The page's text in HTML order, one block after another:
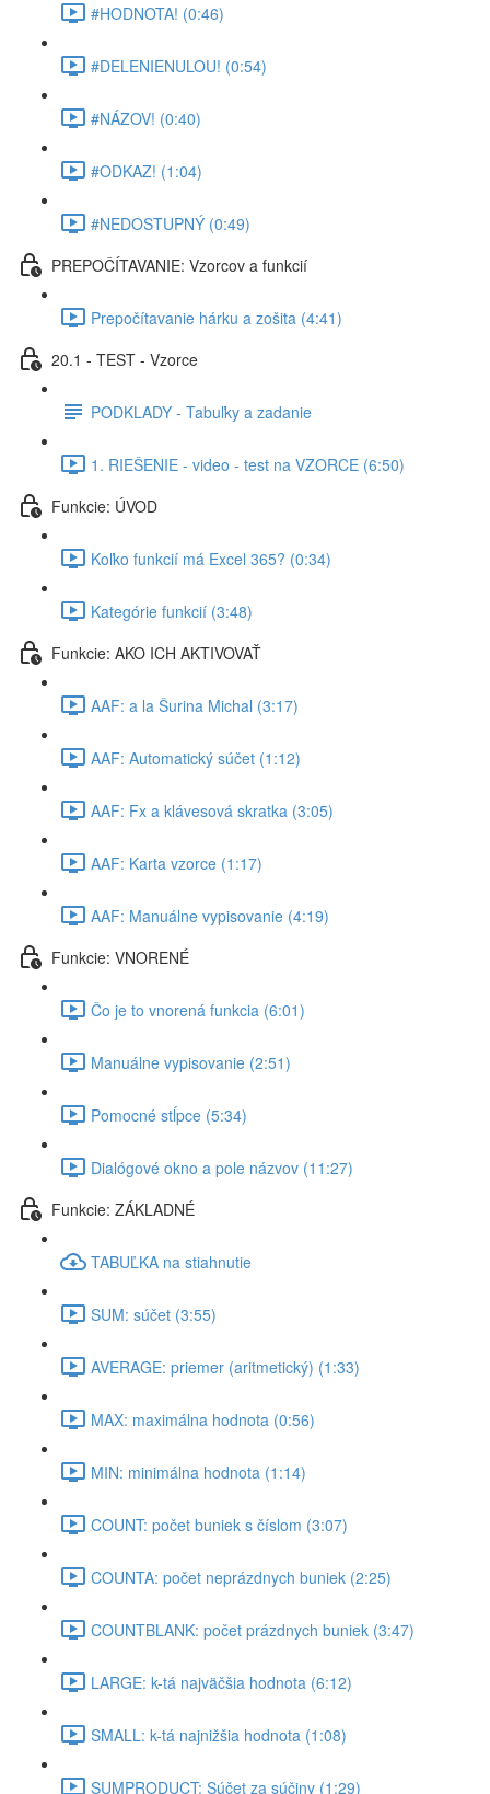
#HODNOTA! (0:46)
#DELENIENULOU! (0:54)
#NÁZOV! (0:40)
#ODKAZ! (1:04)
#NEDOSTUPNÝ (0:49)
PREPOČÍTAVANIE: Vzorcov a funkcií
Prepočítavanie hárku a zošita (4:41)
20.1 - TEST - Vzorce
PODKLADY - Tabuľky a zadanie
1. RIEŠENIE - video - test na VZORCE (6:50)
Funkcie: ÚVOD
Koľko funkcií má Excel 365? (0:34)
Kategórie funkcií (3:48)
Funkcie: AKO ICH AKTIVOVAŤ
AAF: a la Šurina Michal (3:17)
AAF: Automatický súčet (1:12)
AAF: Fx a klávesová skratka (3:05)
AAF: Karta vzorce (1:17)
AAF: Manuálne vypisovanie (4:19)
Funkcie: VNORENÉ
Čo je to vnorená funkcia (6:01)
Manuálne vypisovanie (2:51)
Pomocné stĺpce (5:34)
Dialógové okno a pole názvov (11:27)
Funkcie: ZÁKLADNÉ
TABUĽKA na stiahnutie
SUM: súčet (3:55)
AVERAGE: priemer (aritmetický) (1:33)
MAX: maximálna hodnota (0:56)
MIN: minimálna hodnota (1:14)
COUNT: počet buniek s číslom (3:07)
COUNTA: počet neprázdnych buniek (2:25)
COUNTBLANK: počet prázdnych buniek (3:47)
LARGE: k-tá najväčšia hodnota (6:12)
SMALL: k-tá najnižšia hodnota (1:08)
SUMPRODUCT: Súčet za súčiny (1:29)